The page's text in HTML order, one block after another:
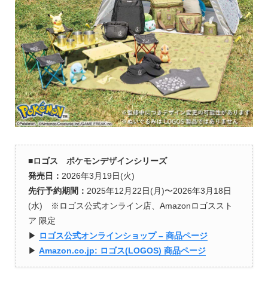
■ロゴス ポケモンデザインシリーズ
発売日： 2026年3月19日(火)
先行予約期間： 2025年12月22日(月)〜2026年3月18日
(水) ※ロゴス公式オンライン店、Amazonロゴススト
ア 限定
▶︎ ロゴス公式オンラインショップ – 商品ページ
▶︎ Amazon.co.jp: ロゴス(LOGOS) 商品ページ